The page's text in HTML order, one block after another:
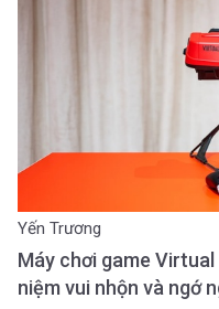
Yến Trương
Máy chơi game
niệm vui nhộn và ngớ